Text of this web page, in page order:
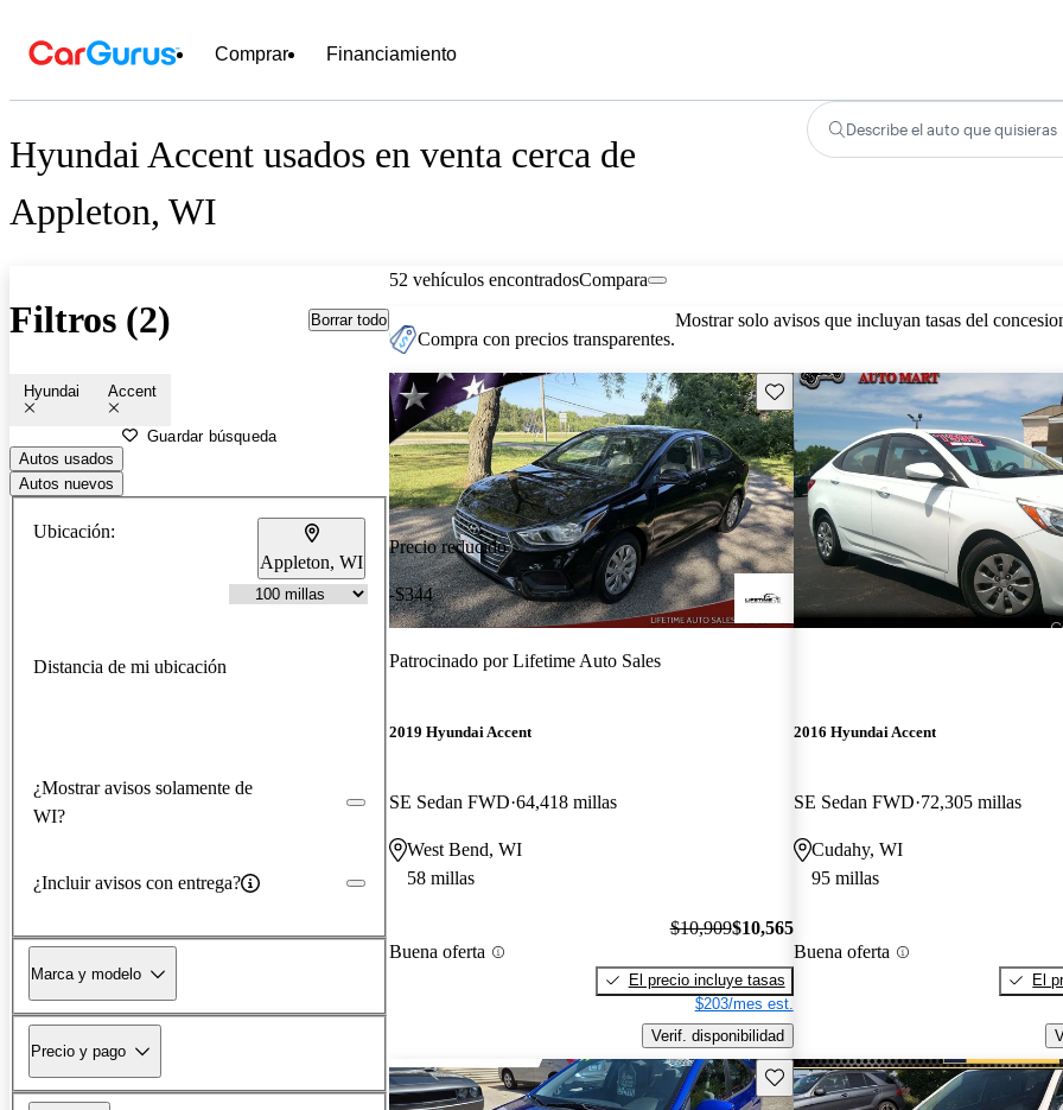
Comprar Financiamiento
Hyundai Accent usados en venta cerca de
Appleton, WI
Describe el auto que quisieras
Filtros (2) Borrar todo
Hyundai Accent
Guardar búsqueda
Autos usados
Autos nuevos
Ubicación:
Appleton, WI
Distancia de mi ubicación
¿Mostrar avisos solamente de
WI?
¿Incluir avisos con entrega?
Marca y modelo
Precio y pago
52 vehículos encontradosCompara
Compra con precios transparentes.
Mostrar solo avisos que incluyan tasas del
Precio reducido
-$344
Guarda este Aviso
Patrocinado porLifetime Auto Sales
2019 Hyundai Accent
SE Sedan FWD 64,418 millas
West Bend, WI
58 millas
Buena oferta
$10,909$10,565
El precio incluye tasas
$203/mes est.
Verif. disponibilidad
2016 Hyundai Accent
SE Sedan FWD 72,305 millas
Cudahy, WI
95 millas
Buena oferta
El
Guarda este Aviso